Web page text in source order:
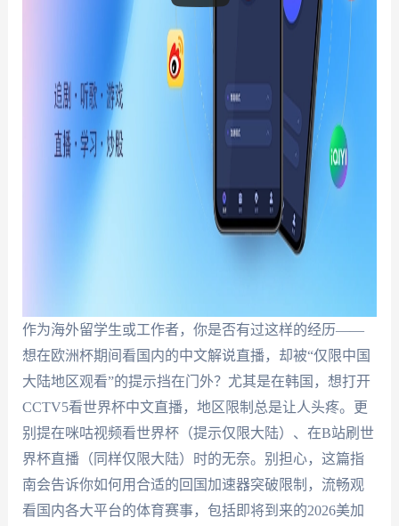
作为海外留学生或工作者，你是否有过这样的经历——
想在欧洲杯期间看国内的中文解说直播，却被“仅限中国
大陆地区观看”的提示挡在门外？尤其是在韩国，想打开
CCTV5看世界杯中文直播，地区限制总是让人头疼。更
别提在咪咕视频看世界杯（提示仅限大陆）、在B站刷世
界杯直播（同样仅限大陆）时的无奈。别担心，这篇指
南会告诉你如何用合适的回国加速器突破限制，流畅观
看国内各大平台的体育赛事，包括即将到来的2026美加